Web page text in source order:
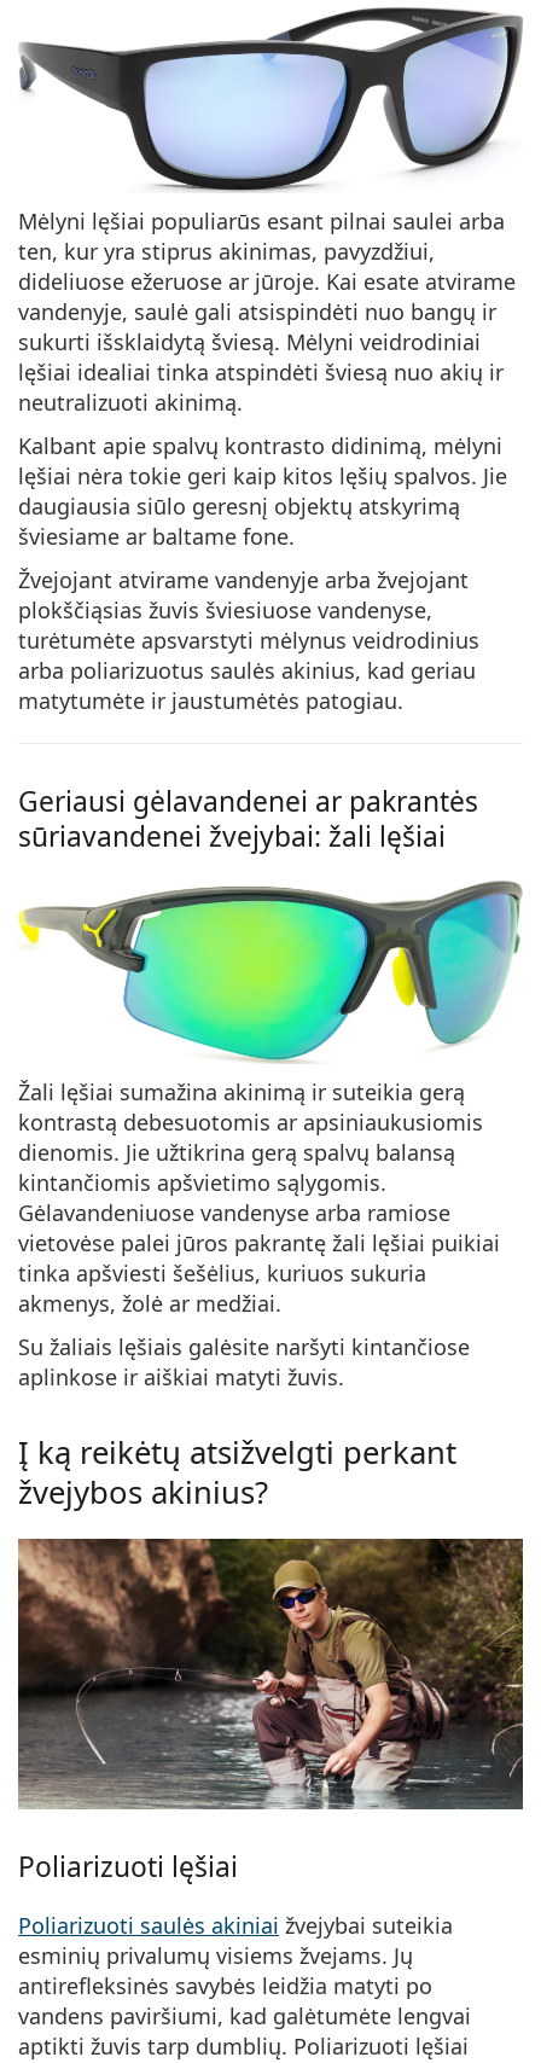
Mėlyni lęšiai populiarūs esant pilnai saulei arba
ten, kur yra stiprus akinimas, pavyzdžiui,
dideliuose ežeruose ar jūroje. Kai esate atvirame
vandenyje, saulė gali atsispindėti nuo bangų ir
sukurti išsklaidytą šviesą. Mėlyni veidrodiniai
lęšiai idealiai tinka atspindėti šviesą nuo akių ir
neutralizuoti akinimą.
Kalbant apie spalvų kontrasto didinimą, mėlyni
lęšiai nėra tokie geri kaip kitos lęšių spalvos. Jie
daugiausia siūlo geresnį objektų atskyrimą
šviesiame ar baltame fone.
Žvejojant atvirame vandenyje arba žvejojant
plokščiąsias žuvis šviesiuose vandenyse,
turėtumėte apsvarstyti mėlynus veidrodinius
arba poliarizuotus saulės akinius, kad geriau
matytumėte ir jaustumėtės patogiau.
Geriausi gėlavandenei ar pakrantės
sūriavandenei žvejybai: žali lęšiai
Žali lęšiai sumažina akinimą ir suteikia gerą
kontrastą debesuotomis ar apsiniaukusiomis
dienomis. Jie užtikrina gerą spalvų balansą
kintančiomis apšvietimo sąlygomis.
Gėlavandeniuose vandenyse arba ramiose
vietovėse palei jūros pakrantę žali lęšiai puikiai
tinka apšviesti šešėlius, kuriuos sukuria
akmenys, žolė ar medžiai.
Su žaliais lęšiais galėsite naršyti kintančiose
aplinkose ir aiškiai matyti žuvis.
Į ką reikėtų atsižvelgti perkant
žvejybos akinius?
Poliarizuoti lęšiai
Poliarizuoti saulės akiniai žvejybai suteikia
esminių privalumų visiems žvejams. Jų
antirefleksinės savybės leidžia matyti po
vandens paviršiumi, kad galėtumėte lengvai
aptikti žuvis tarp dumblių. Poliarizuoti lęšiai